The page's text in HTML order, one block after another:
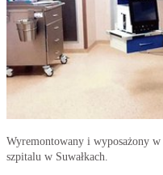
Wyremontowany i wyposażony
szpitalu w Suwałkach.